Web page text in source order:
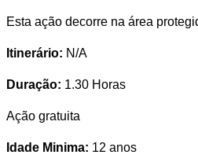
Esta ação decorre na área
Itinerário: N/A
Duração: 1.30 Horas
Ação gratuita
Idade Minima: 12 anos